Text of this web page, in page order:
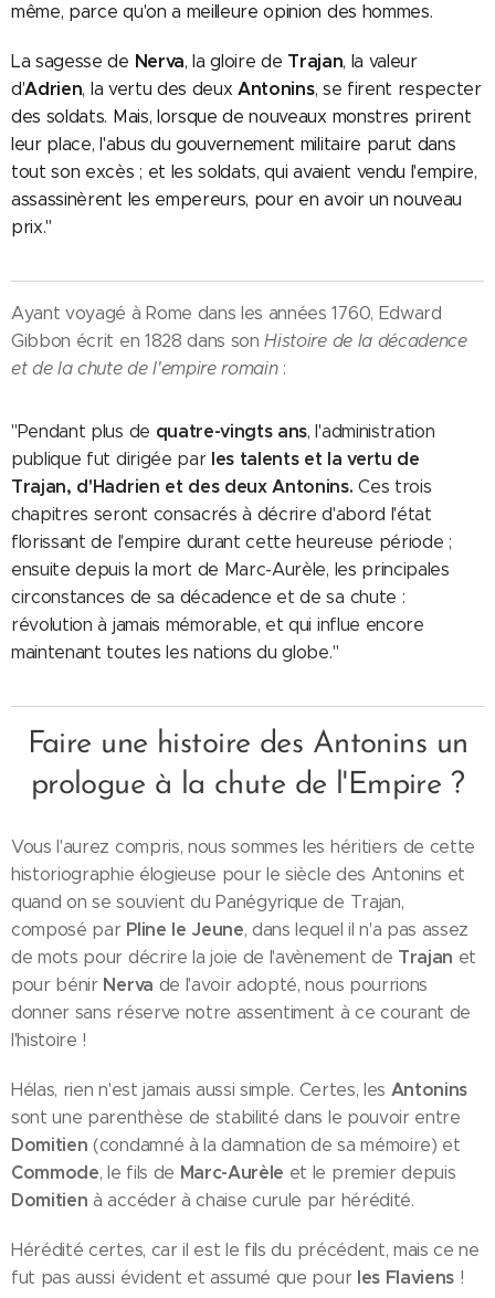
même, parce qu'on a meilleure opinion des hommes.
La sagesse de Nerva, la gloire de Trajan, la valeur
d'Adrien, la vertu des deuxAntonins, se firent respecter
des soldats. Mais, lorsque de nouveaux monstres prirent
leur place, l'abus du gouvernement militaire parut dans
tout son excès ; et les soldats, qui avaient vendu l'empire,
assassinèrent les empereurs, pour en avoir un nouveau
prix."
Ayant voyagé à Rome dans les années 1760, Edward
Gibbon écrit en 1828 dans sonHistoire de la décadence
et de la chute de l'empire romain :
"Pendant plus de quatre-vingts ans, l'administration
publique fut dirigée par les talents et la vertu de
Trajan, d'Hadrien et des deux Antonins. Ces trois
chapitres seront consacrés à décrire d'abord l'état
florissant de l'empire durant cette heureuse période ;
ensuite depuis la mort de Marc-Aurèle, les principales
circonstances de sa décadence et de sa chute :
révolution à jamais mémorable, et qui influe encore
maintenant toutes les nations du globe."
Faire une histoire des Antonins un
prologue à la chute de l'Empire ?
Vous l'aurez compris, nous sommes les héritiers de cette
historiographie élogieuse pour le siècle des Antonins et
quand on se souvient du Panégyrique de Trajan,
composé par Pline le Jeune, dans lequel il n'a pas assez
de mots pour décrire la joie de l'avènement de Trajan et
pour bénir Nerva de l'avoir adopté, nous pourrions
donner sans réserve notre assentiment à ce courant de
l'histoire !
Hélas, rien n'est jamais aussi simple. Certes, les Antonins
sont une parenthèse de stabilité dans le pouvoir entre
Domitien (condamné à la damnation de sa mémoire) et
Commode, le fils de Marc-Aurèle et le premier depuis
Domitien à accéder à chaise curule par hérédité.
Hérédité certes, car il est le fils du précédent, mais ce ne
fut pas aussi évident et assumé que pour les Flaviens !